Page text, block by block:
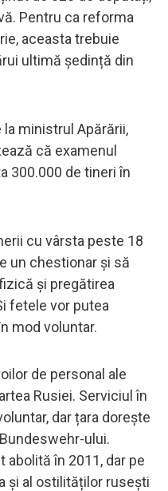
Pentru ca reforma
aceasta trebuie
ultimă ședință din
ministrul Apărării,
că examenul
300.000 de tineri în
cu vârsta peste 18
un chestionar și să
și pregătirea
fetele vor putea
mod voluntar.
de personal ale
Rusiei. Serviciul în
dar țara dorește
ului.
abolită în 2011, dar pe
și al ostilităților rusești